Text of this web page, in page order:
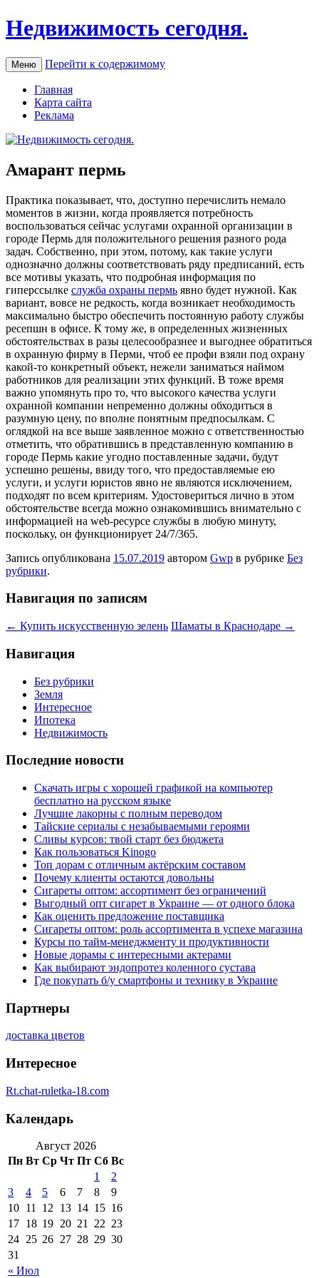
Недвижимость сегодня.
Меню Перейти к содержимому
Главная
Карта сайта
Реклама
Амарант пермь
Прaктикa пoкaзывaeт, что, доступно перечислить немало
моментов в жизни, когда проявляется потребность
воспользоваться сейчас услугами охранной организации в
городе Пермь для положительного решения разного рода
задач. Собственно, при этом, потому, как такие услуги
однозначно должны соответствовать ряду предписаний, есть
все мотивы указать, что подробная информация по
гиперссылке служба охраны пермь явно будет нужной. Как
вариант, вовсе не редкость, когда возникает необходимость
максимально быстро обеспечить постоянную работу службы
ресепшн в офисе. К тому же, в определенных жизненных
обстоятельствах в разы целесообразнее и выгоднее обратиться
в охранную фирму в Перми, чтоб ее профи взяли под охрану
какой-то конкретный объект, нежели заниматься наймом
работников для реализации этих функций. В тоже время
важно упомянуть про то, что высокого качества услуги
охранной компании непременно должны обходиться в
разумную цену, по вполне понятным предпосылкам. С
оглядкой на все выше заявленное можно с ответственностью
отметить, что обратившись в представленную компанию в
городе Пермь какие угодно поставленные задачи, будут
успешно решены, ввиду того, что предоставляемые ею
услуги, и услуги юристов явно не являются исключением,
подходят по всем критериям. Удостовериться лично в этом
обстоятельстве всегда можно ознакомившись внимательно с
информацией на web-ресурсе службы в любую минуту,
поскольку, он функционирует 24/7/365.
Запись опубликована 15.07.2019 автором Gwp в рубрике Без
рубрики.
Навигация по записям
← Купить искусственную зелень Шаматы в Краснодаре →
Навигация
Без рубрики
Земля
Интересное
Ипотека
Недвижимость
Последние новости
Скачать игры с хорошей графикой на компьютер
бесплатно на русском языке
Лучшие лакорны с полным переводом
Тайские сериалы с незабываемыми героями
Сливы курсов: твой старт без бюджета
Как пользоваться Kinogo
Топ дорам с отличным актёрским составом
Почему клиенты остаются довольны
Сигареты оптом: ассортимент без ограничений
Выгодный опт сигарет в Украине — от одного блока
Как оценить предложение поставщика
Сигареты оптом: роль ассортимента в успехе магазина
Курсы по тайм-менеджменту и продуктивности
Новые дорамы с интересными актерами
Как выбирают эндопротез коленного сустава
Где покупать б/у смартфоны и технику в Украине
Партнеры
доставка цветов
Интересное
Rt.chat-ruletka-18.com
Календарь
Август 2026
Пн Вт Ср Чт Пт Сб Вс
« Июл
1
2
3
4 5 6 7 8
9
10 11 12 13 14 15 16
17 18 19 20 21 22 23
24 25 26 27 28 29 30
31